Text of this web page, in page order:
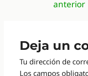
entradasanterior
Deja un
Tu dirección de
Los campos